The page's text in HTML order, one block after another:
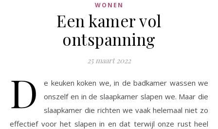
WONEN
Een kamer vol
ontspanning
25 maart 2022
D
e keuken koken we, in de badkamer wassen we
onszelf en in de slaapkamer slapen we. Maar die
slaapkamer die richten we vaak helemaal niet zo
effectief voor het slapen in en dat terwijl onze rust heel